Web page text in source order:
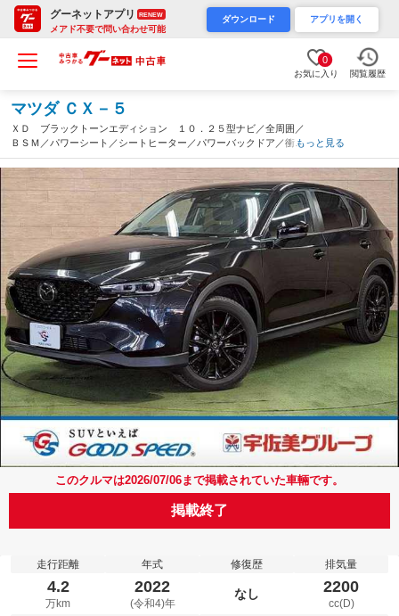
グーネットアプリ RENEW
メアド不要で問い合わせ可能
ダウンロード アプリを開く
0
お気に入り 閲覧履歴
マツダ ＣＸ－５
ＸＤ ブラックトーンエディション １０．２５型ナビ／全周囲／
ＢＳＭ／パワーシート／シートヒーター／パワーバックドア／衝突
軽減ブレーキ／純正ドライブレコーダー／クリアランスソナー／ハ
ンドルヒーター／アクティブドライビングセーフティ（愛知県）
もっと見る
このクルマは2026/07/06まで掲載されていた車輛です。
掲載終了
走行距離
4.2
万km
年式
2022
(令和4)年
修復歴
なし
排気量
2200
cc(D)